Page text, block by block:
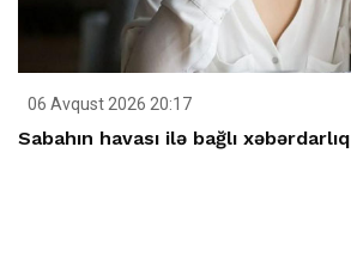
06 Avqust 2026 20:17
Sabahın havası ilə bağlı xəbərdarlıq